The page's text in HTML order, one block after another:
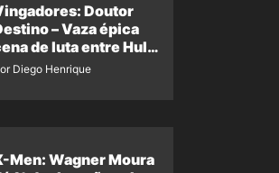
Doutor
– Vaza épica
de luta entre Hulk
o Coisa
Diego Henrique
Men: Wagner Moura